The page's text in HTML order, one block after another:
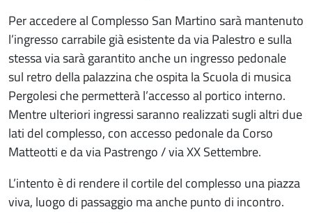
Per accedere al Complesso San Martino sarà mantenuto
l’ingresso carrabile già esistente da via Palestro e sulla
stessa via sarà garantito anche un ingresso pedonale
sul retro della palazzina che ospita la Scuola di musica
Pergolesi che permetterà l’accesso al portico interno.
Mentre ulteriori ingressi saranno realizzati sugli altri due
lati del complesso, con accesso pedonale da Corso
Matteotti e da via Pastrengo / via XX Settembre.
L’intento è di rendere il cortile del complesso una piazza
viva, luogo di passaggio ma anche punto di incontro.